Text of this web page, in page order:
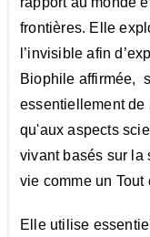
frontières. Elle
l’invisible afin
Biophile affirmée,
essentiellement
qu'aux aspects
vivant basés sur la
vie comme un
Elle utilise